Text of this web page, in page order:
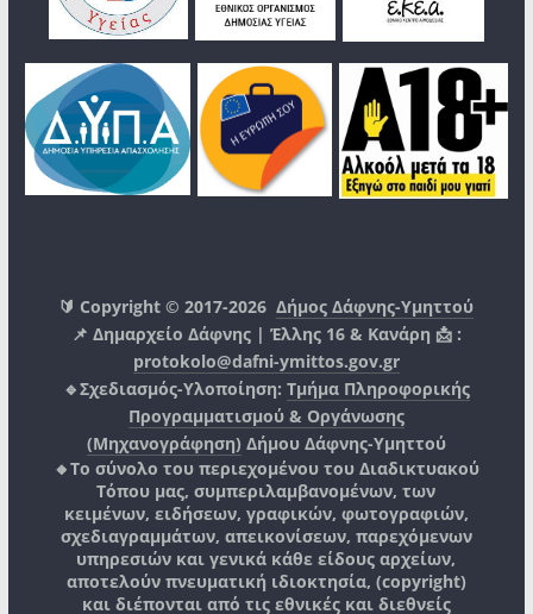
🔰 Copyright © 2017-2026Δήμος Δάφνης-Υμηττού
📌 Δημαρχείο Δάφνης | Έλλης 16 & Κανάρη 📩 :
protokolo@dafni-ymittos.gov.gr
🔹Σχεδιασμός-Υλοποίηση: Τμήμα Πληροφορικής
Προγραμματισμού & Οργάνωσης
(Μηχανογράφηση) Δήμου Δάφνης-Υμηττού
🔸Το σύνολο του περιεχομένου του Διαδικτυακού
Τόπου μας, συμπεριλαμβανομένων, των
κειμένων, ειδήσεων, γραφικών, φωτογραφιών,
σχεδιαγραμμάτων, απεικονίσεων, παρεχόμενων
υπηρεσιών και γενικά κάθε είδους αρχείων,
αποτελούν πνευματική ιδιοκτησία, (copyright)
και διέπονται από τις εθνικές και διεθνείς